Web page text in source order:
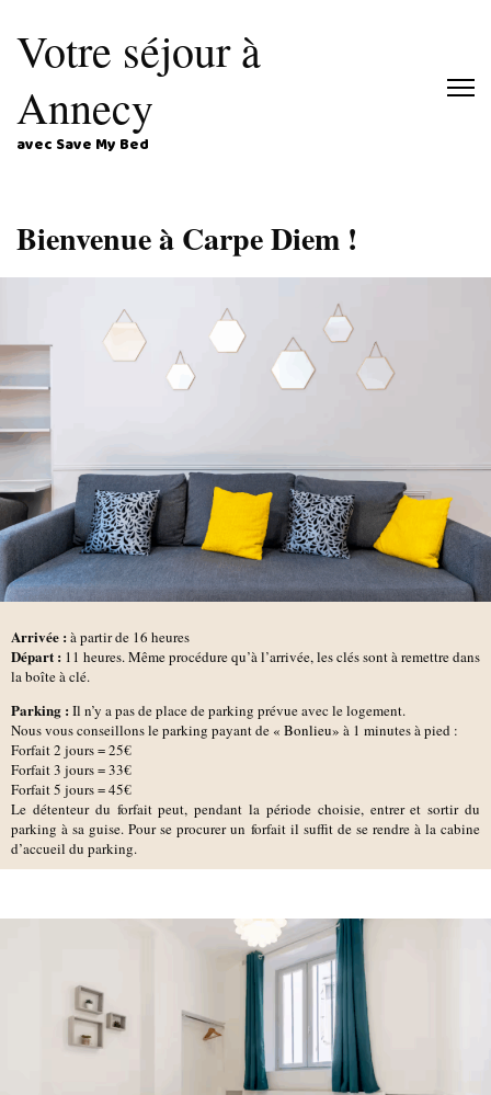
Votre séjour à
Annecy
avec Save My Bed
Bienvenue à Carpe Diem !
Arrivée : à partir de 16 heures
Départ : 11 heures.Même procédure qu’à l’arrivée, les clés sont à remettre dans
la boîte à clé.
Parking : Il n’y a pas de place de parking prévue avec le logement.
Nous vous conseillons le parking payant de « Bonlieu» à 1 minutes à pied :
Forfait 2 jours = 25€
Forfait 3 jours = 33€
Forfait 5 jours = 45€
Le détenteur du forfait peut, pendant la période choisie, entrer et sortir du
parking à sa guise. Pour se procurer un forfait il suffit de se rendre à la cabine
d’accueil du parking.